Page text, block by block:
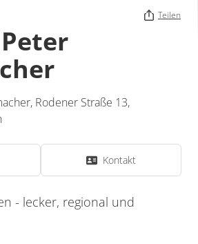
Teilen
Rodener Straße 13,
Kontakt
- lecker, regional und